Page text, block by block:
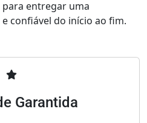
entregar uma
confiável do início ao fim.
Garantida